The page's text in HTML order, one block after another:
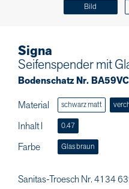
Bild
Signa
Seifenspender mit
Bodenschatz Nr.
Material
schwarz matt
Inhalt l 0.47
Farbe Glas braun
Sanitas-Troesch Nr. 4134